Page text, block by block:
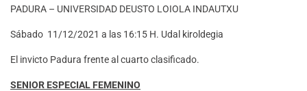
PADURA – UNIVERSIDAD DEUSTO LOIOLA INDAUTXU
Sábado 11/12/2021 a las 16:15 H. Udal kiroldegia
El invicto Padura frente al cuarto clasificado.
SENIOR ESPECIAL FEMENINO